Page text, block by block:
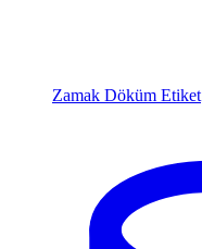
Zamak Döküm Etiket